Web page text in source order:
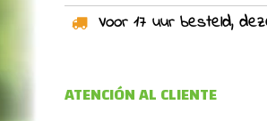
Voor 17 uur besteld,
ATENCIÓN AL CLIENTE